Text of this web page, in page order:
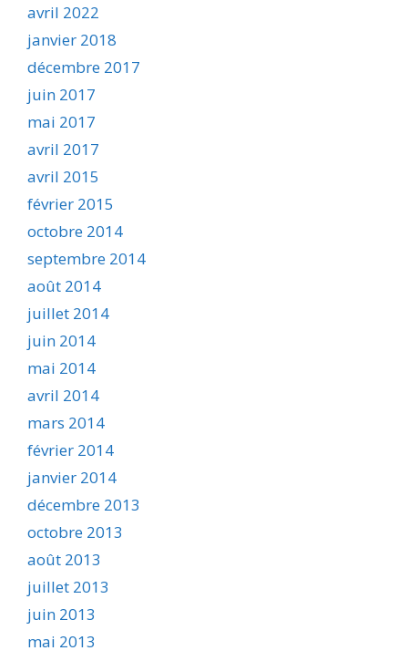
avril 2022
janvier 2018
décembre 2017
juin 2017
mai 2017
avril 2017
avril 2015
février 2015
octobre 2014
septembre 2014
août 2014
juillet 2014
juin 2014
mai 2014
avril 2014
mars 2014
février 2014
janvier 2014
décembre 2013
octobre 2013
août 2013
juillet 2013
juin 2013
mai 2013